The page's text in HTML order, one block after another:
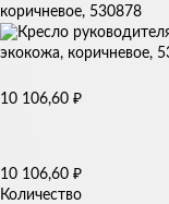
коричневое, 530878
10 106,60 ₽
10 106,60 ₽
Количество